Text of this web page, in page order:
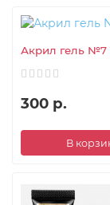
Акрил гель №7
300 р.
В